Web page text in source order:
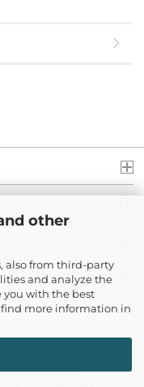
other
also from third-party
and analyze the
you with the best
find more information in
reserved